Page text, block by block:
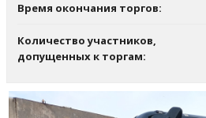
Время окончания торгов:
Количество участников,
допущенных к торгам: